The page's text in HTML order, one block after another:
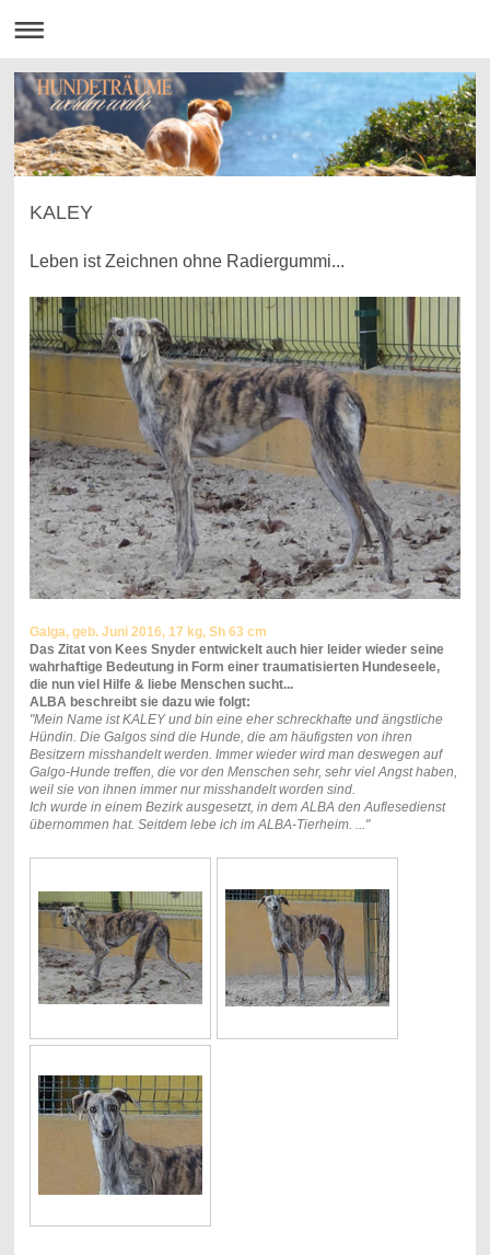
KALEY
Leben ist Zeichnen ohne Radiergummi...
Galga, geb. Juni 2016, 17 kg, Sh 63 cm
Das Zitat von Kees Snyder entwickelt auch hier leider wieder seine
wahrhaftige Bedeutung in Form einer traumatisierten Hundeseele,
die nun viel Hilfe & liebe Menschen sucht...
ALBA beschreibt sie dazu wie folgt:
"Mein Name ist KALEY und bin eine eher schreckhafte und ängstliche
Hündin. Die Galgos sind die Hunde, die am häufigsten von ihren
Besitzern misshandelt werden. Immer wieder wird man deswegen auf
Galgo-Hunde treffen, die vor den Menschen sehr, sehr viel Angst haben,
weil sie von ihnen immer nur misshandelt worden sind.
Ich wurde in einem Bezirk ausgesetzt, in dem ALBA den Auflesedienst
übernommen hat. Seitdem lebe ich im ALBA-Tierheim. ..."